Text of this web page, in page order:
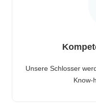
Unsere Schlosser
Know-